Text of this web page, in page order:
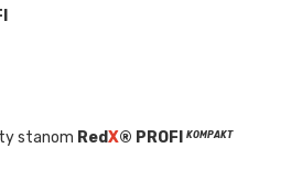
stanom RedX® PROFIKOMPAKT